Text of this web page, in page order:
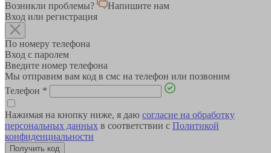
Возникли проблемы?
Напишите нам
Вход или регистрация
По номеру телефона
Вход с паролем
Введите номер телефона
Мы отправим вам код в смс на телефон или позвоним
Телефон *
Нажимая на кнопку ниже, я даю согласие на обработку
персональных данных в соответствии с Политикой
конфиденциальности